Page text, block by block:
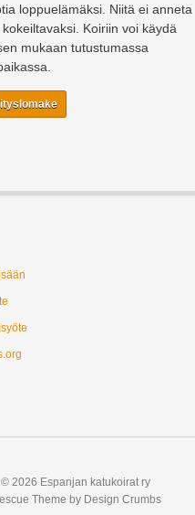
loppuelämäksi. Niitä ei anneta
Koiriin voi käydä
mukaan tutustumassa
© 2026 Espanjan katukoirat ry
Theme by Design Crumbs